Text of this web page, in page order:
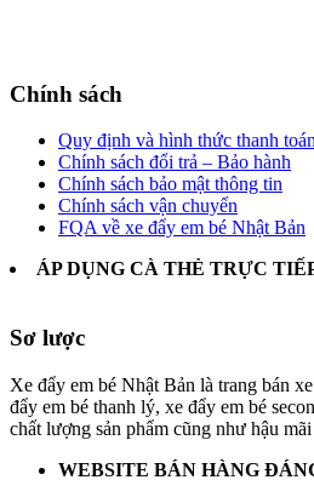
Chính sách
Quy định và hình thức thanh toán
Chính sách đổi trả – Bảo hành
Chính sách bảo mật thông tin
Chính sách vận chuyển
FQA về xe đẩy em bé Nhật Bản
ÁP DỤNG CÀ THẺ TRỰC
Sơ lược
Xe đẩy em bé Nhật Bản là trang bán
đẩy em bé thanh lý, xe đẩy em bé
chất lượng sản phẩm cũng như hậu
WEBSITE BÁN HÀNG